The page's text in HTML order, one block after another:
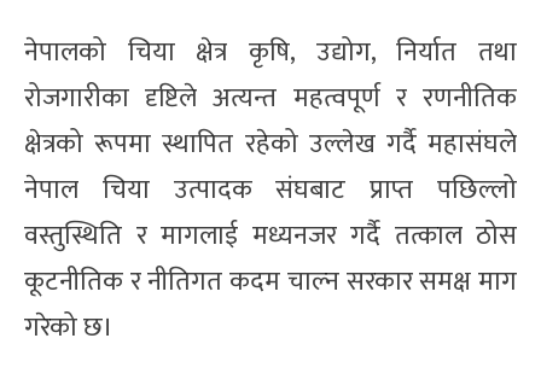
नेपालको चिया क्षेत्र कृषि, उद्योग, निर्यात तथा
रोजगारीका दृष्टिले अत्यन्त महत्वपूर्ण र रणनीतिक
क्षेत्रको रूपमा स्थापित रहेको उल्लेख गर्दै महासंघले
नेपाल चिया उत्पादक संघबाट प्राप्त पछिल्लो
वस्तुस्थिति र मागलाई मध्यनजर गर्दै तत्काल ठोस
कूटनीतिक र नीतिगत कदम चाल्न सरकार समक्ष माग
गरेको छ।